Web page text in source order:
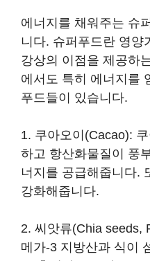
에너지를 채워주는 슈
니다. 슈퍼푸드란 영양
강상의 이점을 제공하
에서도 특히 에너지를
푸드들이 있습니다.
1. 쿠아오이(Cacao):
하고 항산화물질이 풍
너지를 공급해줍니다.
강화해줍니다.
2. 씨앗류(Chia seeds,
메가-3 지방산과 식이